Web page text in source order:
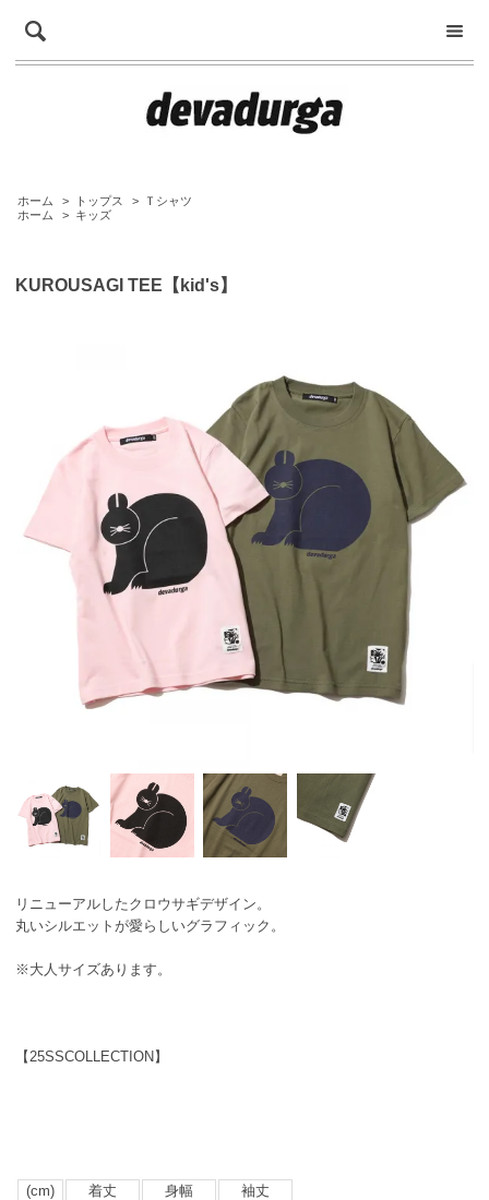
ホーム > トップス >
Ｔシャツ
ホーム
> キッズ
KUROUSAGI TEE【kid's】
リニューアルしたクロウサギデザイン。
丸いシルエットが愛らしいグラフィック。
※大人サイズあります。
【25SSCOLLECTION】
(cm) 着丈 身幅
袖丈